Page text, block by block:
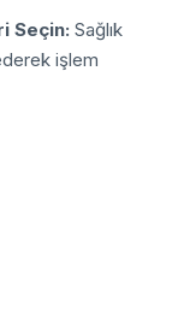
Seçin: Sağlık
işlem